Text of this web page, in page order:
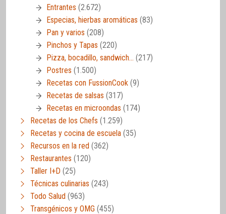
Entrantes (2.672)
Especias, hierbas aromáticas (83)
Pan y varios (208)
Pinchos y Tapas (220)
Pizza, bocadillo, sandwich… (217)
Postres (1.500)
Recetas con FussionCook (9)
Recetas de salsas (317)
Recetas en microondas (174)
Recetas de los Chefs (1.259)
Recetas y cocina de escuela (35)
Recursos en la red (362)
Restaurantes (120)
Taller I+D (25)
Técnicas culinarias (243)
Todo Salud (963)
Transgénicos y OMG (455)